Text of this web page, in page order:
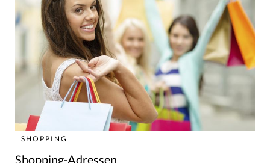
SHOPPING
Shopping-Adressen